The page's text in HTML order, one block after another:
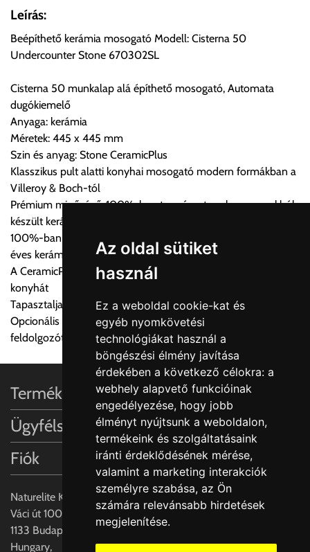
Az oldal sütiket
használ
Ez a weboldal cookie-kat és
egyéb nyomkövetési
technológiákat használ a
böngészési élmény javítása
érdekében a következő célokra: a
webhely alapvető funkcióinak
engedélyezése, hogy jobb
élményt nyújtsunk a weboldalon,
termékeink és szolgáltatásaink
iránti érdeklődésének mérése,
valamint a marketing interakciók
személyre szabása, az Ön
számára relevánsabb hirdetések
megjelenítése.
Önnek lehetősége van rendelését a beérkezést követően
ingyenesen átvenni Budapesti Cégcsoportunk Stúdiójában
előre egyeztetett időpontban.
Szállítási díjak:
Az oldalunkon rendelés esetén, amennyiben szállítást is kér,
úgy esetenként több lehetőséget ajánl fel a program. Kérjük, a
vásárolt árú figyelembevételével az önnek megfelelő szállítási
költséget válassza ki.
Amennyiben nem biztos választásában, vagy a program
automatikusan nem ajánl fel szállítási költséget, úgy válassza
a 0.- forintos szállítást, kollégáink megvizsgálják a vásárolt
termék adatait, majd visszaigazolják a szállítás költségét.
Ingyenes szállítási lehetőség nincs!
Egyes termékek súlyát a program nem ismeri, rendelés esetén
a központ igazolja vissza. Amennyiben a költséget az Ön által
gondoltnál magasabb értékben igazoljuk vissza, úgy a
visszaigazolástól számított 24 órán belül a terméket
lemondhatja, vagy kérheti a személyes átvételre való
módosítását.
FIGYELEM!!
KERÁMIA TERMÉKEK SZÁLLÍTATÁSA NEM, VAGY CSAK
A MEGRENDELŐ KIFEJEZETT KÉRÉSÉRE ÉS
FELELŐSSÉGÉRE LEHETSÉGES!!
Egyéb leírások:
Budapesti szállítások:
Leírás:
Beépíthető kerámia mosogató Modell: Cisterna 50
Undercounter Stone 670302SL
Cisterna 50 munkalap alá építhető mosogató, Automata
dugókiemelő
Anyaga: kerámia
Méretek: 445 x 445 mm
Szin és anyag: Stone CeramicPlus
Klasszikus pult alatti konyhai mosogató modern formákban a
Villeroy & Boch-tól
Prémium minőségű, 100%-ban természetes alapanyagokból
készült kerámia konyhai mosogató
100%-ban természetes alapanyagok és kézművesség 270
éves kerámia tapasztalattal
A CeramicPlus könnyen gondozható, és tisztán tartja a
konyhát
Tapasztalja meg a Villeroy & Boch varázslatos dizájn világát
Opcionális kiegészítők: Rozsdamentes acél beakasztható
feldolgozótálcák és vágódeszka valódi fa furnérral
Naturelite Kft,
Váci út 100.,
1133 Budapest,
Hungary,
Termékinformációk
Ügyfélszolgálat
Fiók